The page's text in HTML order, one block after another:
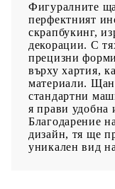
Фигуралните
перфектният
скрапбукинг,
декорации. С
прецизни
върху хартия,
материали.
стандартни
я прави удобна
Благодарение
дизайн, тя ще
уникален вид